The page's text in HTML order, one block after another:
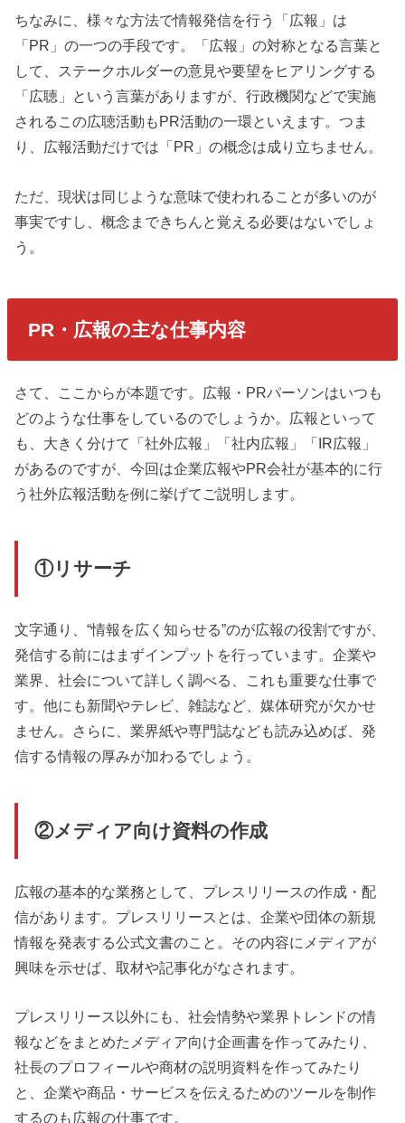
ちなみに、様々な方法で情報発信を行う「広報」は
「PR」の一つの手段です。「広報」の対称となる言葉と
して、ステークホルダーの意見や要望をヒアリングする
「広聴」という言葉がありますが、行政機関などで実施
されるこの広聴活動もPR活動の一環といえます。つま
り、広報活動だけでは「PR」の概念は成り立ちません。
ただ、現状は同じような意味で使われることが多いのが
事実ですし、概念まできちんと覚える必要はないでしょ
う。
PR・広報の主な仕事内容
さて、ここからが本題です。広報・PRパーソンはいつも
どのような仕事をしているのでしょうか。広報といって
も、大きく分けて「社外広報」「社内広報」「IR広報」
があるのですが、今回は企業広報やPR会社が基本的に行
う社外広報活動を例に挙げてご説明します。
①リサーチ
文字通り、“情報を広く知らせる”のが広報の役割ですが、
発信する前にはまずインプットを行っています。企業や
業界、社会について詳しく調べる、これも重要な仕事で
す。他にも新聞やテレビ、雑誌など、媒体研究が欠かせ
ません。さらに、業界紙や専門誌なども読み込めば、発
信する情報の厚みが加わるでしょう。
②メディア向け資料の作成
広報の基本的な業務として、プレスリリースの作成・配
信があります。プレスリリースとは、企業や団体の新規
情報を発表する公式文書のこと。その内容にメディアが
興味を示せば、取材や記事化がなされます。
プレスリリース以外にも、社会情勢や業界トレンドの情
報などをまとめたメディア向け企画書を作ってみたり、
社長のプロフィールや商材の説明資料を作ってみたり
と、企業や商品・サービスを伝えるためのツールを制作
するのも広報の仕事です。